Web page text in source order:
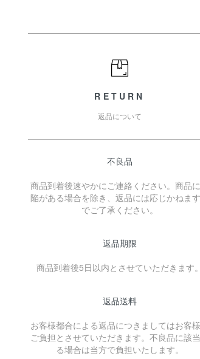
RETURN
返品について
不良品
商品到着後速やかにご連絡ください。商品
陥がある場合を除き、返品には応じかねま
でご了承ください。
返品期限
商品到着後5日以内とさせていただきます。
返品送料
お客様都合による返品につきましてはお客
ご負担とさせていただきます。不良品に該
る場合は当方で負担いたします。